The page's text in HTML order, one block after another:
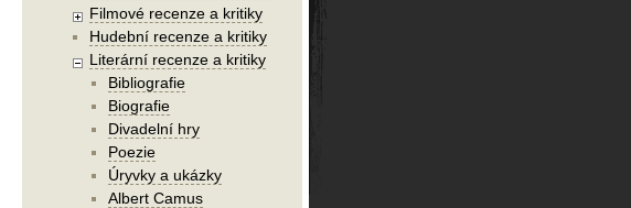
Filmové recenze a kritiky
Hudební recenze a kritiky
Literární recenze a kritiky
Bibliografie
Biografie
Divadelní hry
Poezie
Úryvky a ukázky
Albert Camus